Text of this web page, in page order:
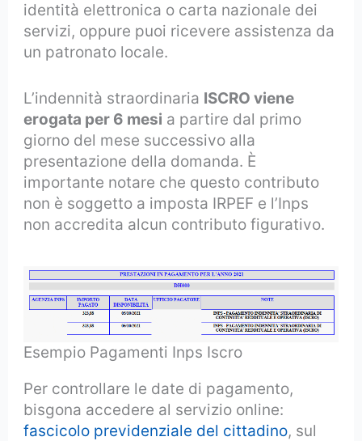
identità elettronica o carta nazionale dei
servizi, oppure puoi ricevere assistenza da
un patronato locale.
L’indennità straordinaria ISCRO viene
erogata per 6 mesi a partire dal primo
giorno del mese successivo alla
presentazione della domanda. È
importante notare che questo contributo
non è soggetto a imposta IRPEF e l’Inps
non accredita alcun contributo figurativo.
Esempio Pagamenti Inps Iscro
Per controllare le date di pagamento,
bisgona accedere al servizio online:
fascicolo previdenziale del cittadino, sul